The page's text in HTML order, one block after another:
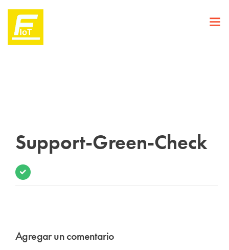
Support-Green-Check
Agregar un comentario